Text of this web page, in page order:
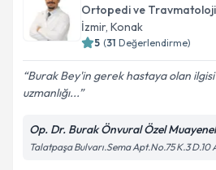
E-posta Adresiniz
Metni'ni okudum ve kişisel
kapsamda işlenmesini
Ortopedi ve Travmatoloji
İzmir, Konak
5 (31 Değerlendirme)
Burak Bey'in gerek hastaya olan
uzmanlığı...
Op. Dr. Burak Önvural Özel
Talatpaşa Bulvarı.Sema Apt.No.75 K.3 D.10